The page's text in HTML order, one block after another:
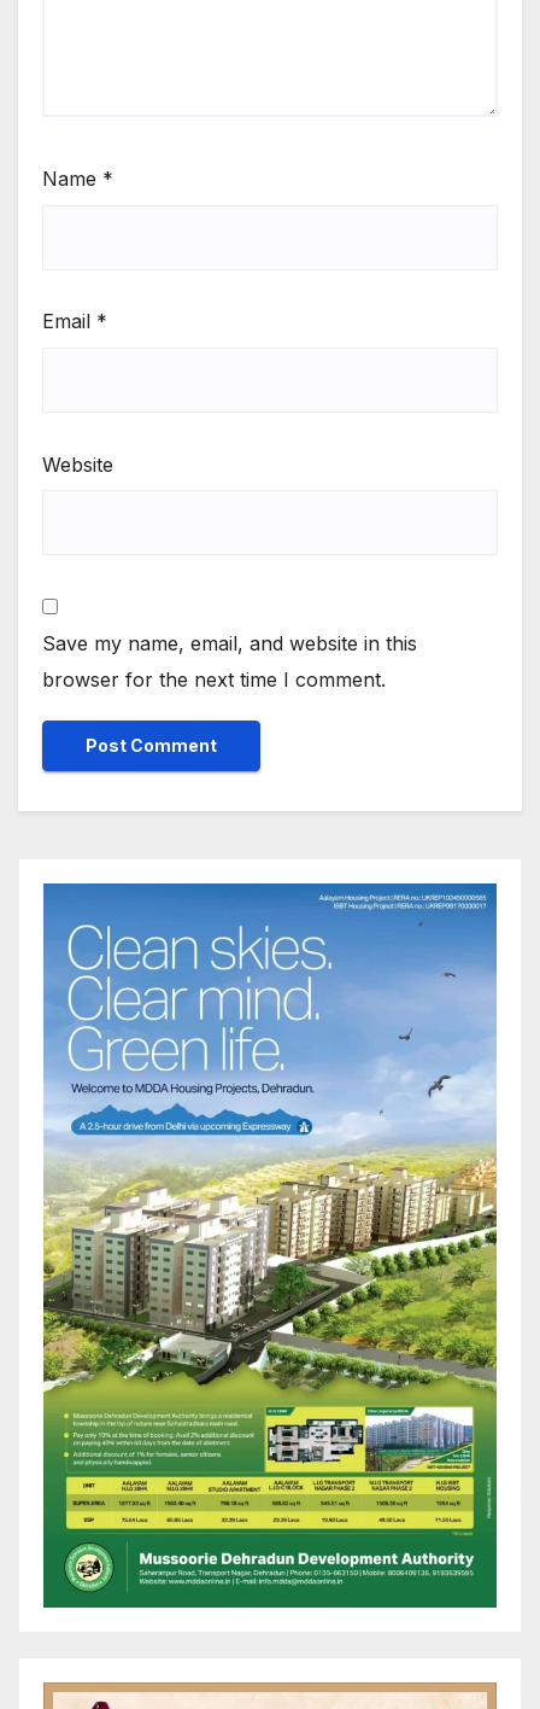
Name *
Email *
Website
Save my name, email, and website in this
browser for the next time I comment.